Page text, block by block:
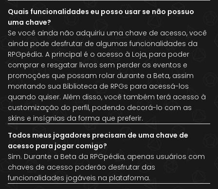
Quais funcionalidades eu posso usar se não possuo
uma chave?
Se você ainda não adquiriu uma chave de acesso, você
ainda pode desfrutar de algumas funcionalidades da
RPGpédia. A principal é o acesso à Loja, para poder
comprar e resgatar livros sem perder os eventos e
promoções que possam rolar durante a Beta, assim
montando sua Biblioteca de RPGs para acessá-los
quando quiser. Além disso, você também terá acesso à
customização do perfil, podendo decorá-lo com as
skins e insígnias da forma que preferir.
Todos meus jogadores precisam de uma chave de
acesso para jogar comigo?
Sim. Durante a Beta da RPGpédia, apenas usuários com
chaves de acesso poderão desfrutar das
funcionalidades jogáveis na plataforma.